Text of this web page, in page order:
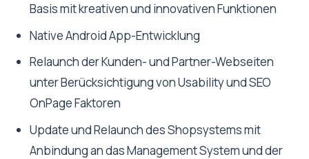
Basis mit kreativen und innovativen Funktionen
Native Android App-Entwicklung
Relaunch der Kunden- und Partner-Webseiten
unter Berücksichtigung von Usability und SEO
OnPage Faktoren
Update und Relaunch des Shopsystems mit
Anbindung an das Management System und der